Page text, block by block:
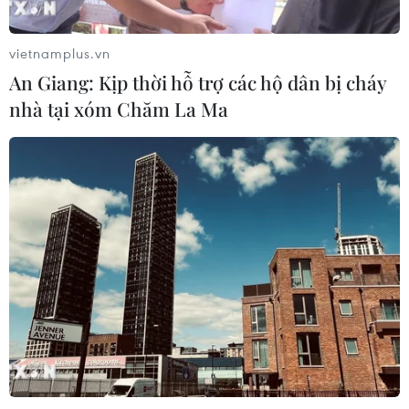
Phó Tổng Biên tập: NGUYỄN THỊ TÁM, KHÚC THANH
Sở hữu trí tuệ
Quy định sử dụng
TTXVN
Dịch vụ tin
Quảng cáo
Liên hệ
Giấy phép số: 1374/GP-BTTTT do Bộ Thông tin và Truyền thông
cấp ngày 11/9/2008.
Quảng cáo: Phó TBT Nguyễn Thị Tám: 093.5958688, Email:
tamvna@gmail.com
vietnamplus.vn
An Giang: Kịp thời hỗ trợ các hộ dân bị cháy
nhà tại xóm Chăm La Ma